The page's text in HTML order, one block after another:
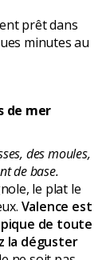
prêt dans
minutes au
de mer
des moules,
de base.
le plat le
Valence est
de toute
la déguster